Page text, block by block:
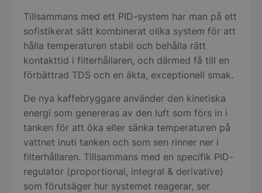
Tillsammans med ett PID-system har man på ett
sofistikerat sätt kombinerat olika system för att
hålla temperaturen stabil och behålla rätt
kontakttid i filterhållaren, och därmed få till en
förbättrad TDS och en äkta, exceptionell smak.
De nya kaffebryggare använder den kinetiska
energi som genereras av den luft som förs in i
tanken för att öka eller sänka temperaturen på
vattnet inuti tanken och som sen rinner ner i
filterhållaren. Tillsammans med en specifik PID-
regulator (proportional, integral & derivative)
som förutsäger hur systemet reagerar, ser